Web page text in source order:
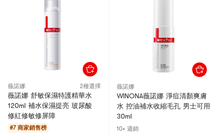
薇諾娜 2種選擇
薇諾娜 舒敏保濕特護精華水
120ml 補水保濕提亮 玻尿酸
修紅修敏修屏障
#7 商家銷售榜
薇諾娜
WINONA薇諾娜 淨痘清顏爽膚
水 控油補水收縮毛孔 男士可用
30ml
10+ 週銷